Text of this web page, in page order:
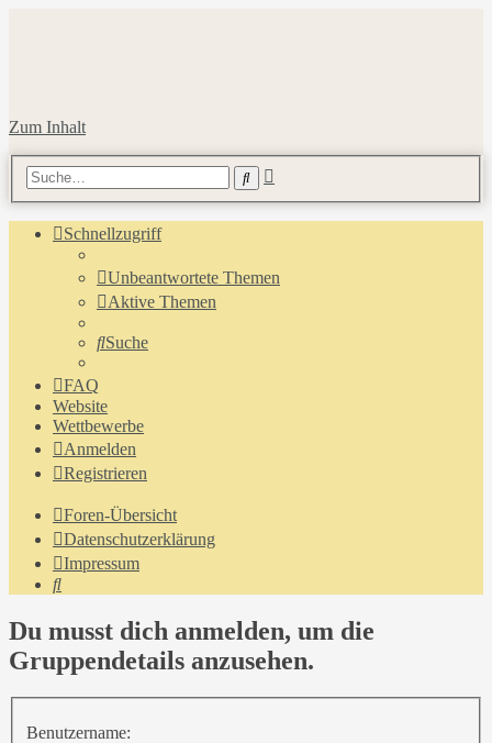
Zum Inhalt
Suche
Schnellzugriff
Unbeantwortete Themen
Aktive Themen
Suche
FAQ
Website
Wettbewerbe
Anmelden
Registrieren
Foren-Übersicht
Datenschutzerklärung
Impressum
Suche
Du musst dich anmelden, um die
Gruppendetails anzusehen.
Benutzername: